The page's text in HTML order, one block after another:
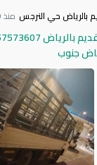
بالرياض حي النرجس منذ 10 ساعات
جنوب